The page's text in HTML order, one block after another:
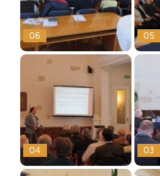
06 05
04 03